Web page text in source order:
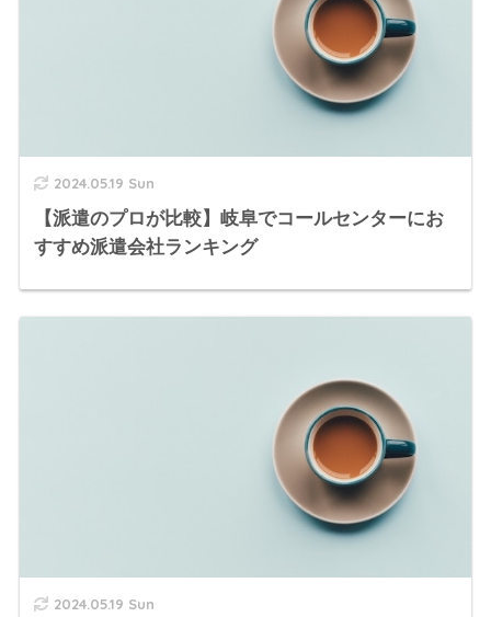
2024.05.19 Sun
【派遣のプロが比較】岐阜でコールセンターにお
すすめ派遣会社ランキング
2024.05.19 Sun